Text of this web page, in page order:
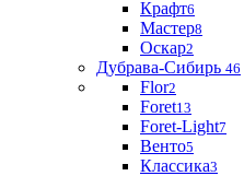
Крафт6
Мастер8
Оскар2
Дубрава-Сибирь 46
Flor2
Foret13
Foret-Light7
Венто5
Классика3